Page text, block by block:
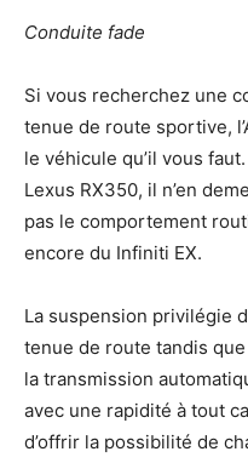
Conduite fade
Si vous recherchez une
tenue de route sportive,
le véhicule qu’il vous
Lexus RX350, il n’en
pas le comportement
encore du Infiniti EX.
La suspension privilégie
tenue de route tandis
la transmission
avec une rapidité à tout
d’offrir la possibilité de